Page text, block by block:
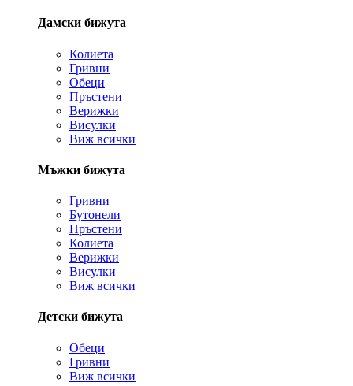
Дамски бижута
Колиета
Гривни
Обеци
Пръстени
Верижки
Висулки
Виж всички
Мъжки бижута
Гривни
Бутонели
Пръстени
Колиета
Верижки
Висулки
Виж всички
Детски бижута
Обеци
Гривни
Виж всички